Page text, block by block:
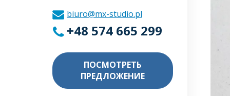
biuro@mx-studio.pl
+48 574 665 299
ПОСМОТРЕТЬ
ПРЕДЛОЖЕНИЕ